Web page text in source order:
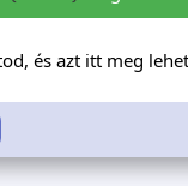
és azt itt meg